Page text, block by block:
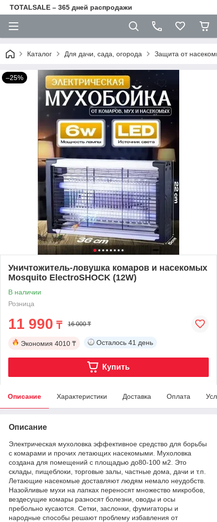
TOTALSALE – 365 дней распродажи
Каталог Для дачи, сада, огорода Защита от
–25%
Уничтожитель-ловушка комаров и насекомых
Mosquito ElectroSHOCK (12W)
В наличии
Розница
11 990 ₸ 16 000 ₸
Экономия 4010 ₸ Осталось 41 день
Купить
Описание Характеристики Доставка Оплата
Описание
Электрическая мухоловка эффективное средство для борьбы
с комарами и прочих летающих насекомыми. Мухоловка
создана для помещений с площадью до80-100 м2. Это
склады, пищеблоки, торговые залы, частные дома, дачи и т.п.
Летающие насекомые доставляют людям немало неудобств.
Назойливые мухи на лапках переносят множество микробов,
вездесущие комары разносят болезни, оводы и осы
пребольно кусаются. Сетки, заслонки, фумигаторы и
народные способы решают проблему избавления от